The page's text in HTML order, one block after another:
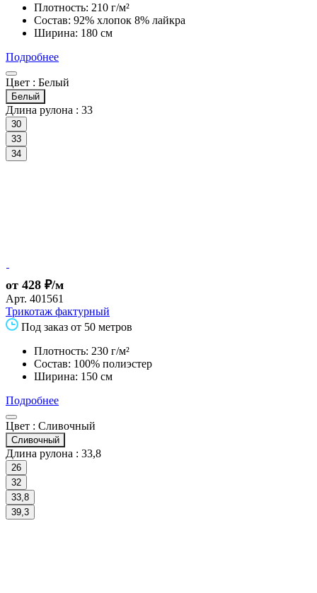
Плотность: 210 г/м²
Состав: 92% хлопок 8% лайкра
Ширина: 180 см
Подробнее
Цвет : Белый
Белый
Длина рулона : 33
30
33
34
от 428 ₽/м
Арт. 401561
Трикотаж фактурный
Под заказ от 50 метров
Плотность: 230 г/м²
Состав: 100% полиэстер
Ширина: 150 см
Подробнее
Цвет : Сливочный
Сливочный
Длина рулона : 33,8
26
32
33,8
39,3